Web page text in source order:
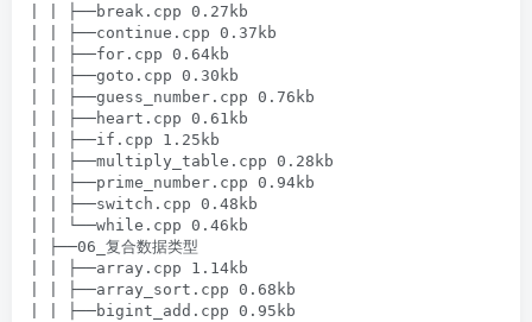
| | ├──break.cpp 0.27kb
| | ├──continue.cpp 0.37kb
| | ├──for.cpp 0.64kb
| | ├──goto.cpp 0.30kb
| | ├──guess_number.cpp 0.76kb
| | ├──heart.cpp 0.61kb
| | ├──if.cpp 1.25kb
| | ├──multiply_table.cpp 0.28kb
| | ├──prime_number.cpp 0.94kb
| | ├──switch.cpp 0.48kb
| | └──while.cpp 0.46kb
| ├──06_复合数据类型
| | ├──array.cpp 1.14kb
| | ├──array_sort.cpp 0.68kb
| | ├──bigint_add.cpp 0.95kb